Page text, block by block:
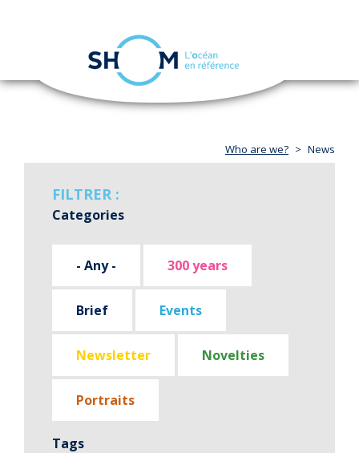
Skip
navigation
Who are we? News
FILTRER :
Categories
- Any - 300 years
Brief Events
Newsletter Novelties
Portraits
Tags